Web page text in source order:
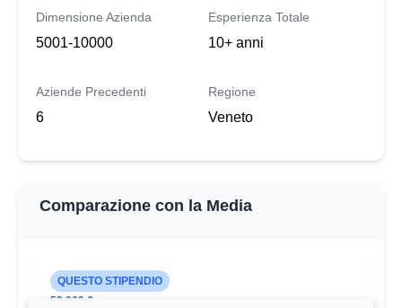
Dimensione Azienda
5001-10000
Esperienza Totale
10+ anni
Aziende Precedenti
6
Regione
Veneto
Comparazione con la Media
QUESTO STIPENDIO
52.000 €